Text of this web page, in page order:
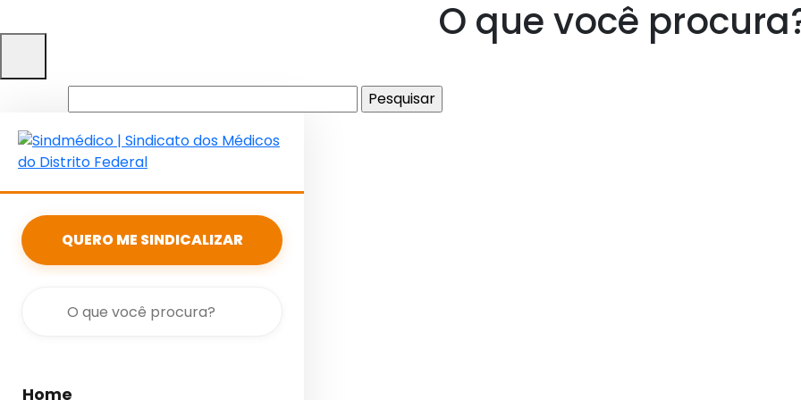
O que você
por:
QUERO ME SINDICALIZAR
Home